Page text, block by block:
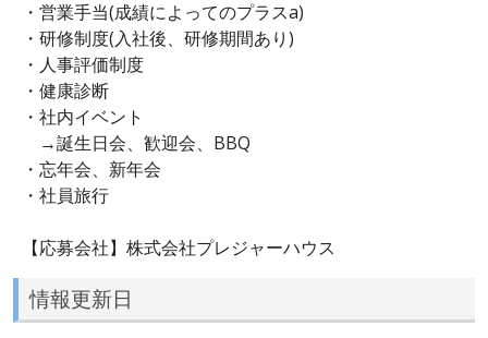
・営業手当(成績によってのプラスa)
・研修制度(入社後、研修期間あり)
・人事評価制度
・健康診断
・社内イベント
→誕生日会、歓迎会、BBQ
・忘年会、新年会
・社員旅行
【応募会社】株式会社プレジャーハウス
情報更新日